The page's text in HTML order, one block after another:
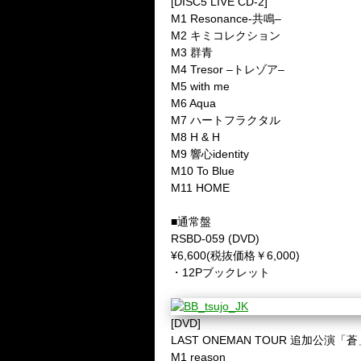
M1 Resonance-共鳴–
M2 キミコレクション
M3 群青
M4 Tresor – トレゾア–
M5 with me
M6 Aqua
M7 ハートフラクタル
M8 H & H
M9 響心identity
M10 To Blue
M11 HOME
■通常盤
RSBD-059 (DVD)
¥6,600(税抜価格￥6,000)
・ 12Pブックレット
[DVD]
LAST ONEMAN TOUR 追加公演「蒼
M1 reason